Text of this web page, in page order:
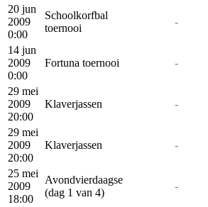
20 jun
2009
0:00
Schoolkorfbal
toernooi
-
14 jun
2009
0:00
Fortuna toernooi -
29 mei
2009
20:00
Klaverjassen -
29 mei
2009
20:00
Klaverjassen -
25 mei
2009
18:00
Avondvierdaagse
(dag 1 van 4)
-